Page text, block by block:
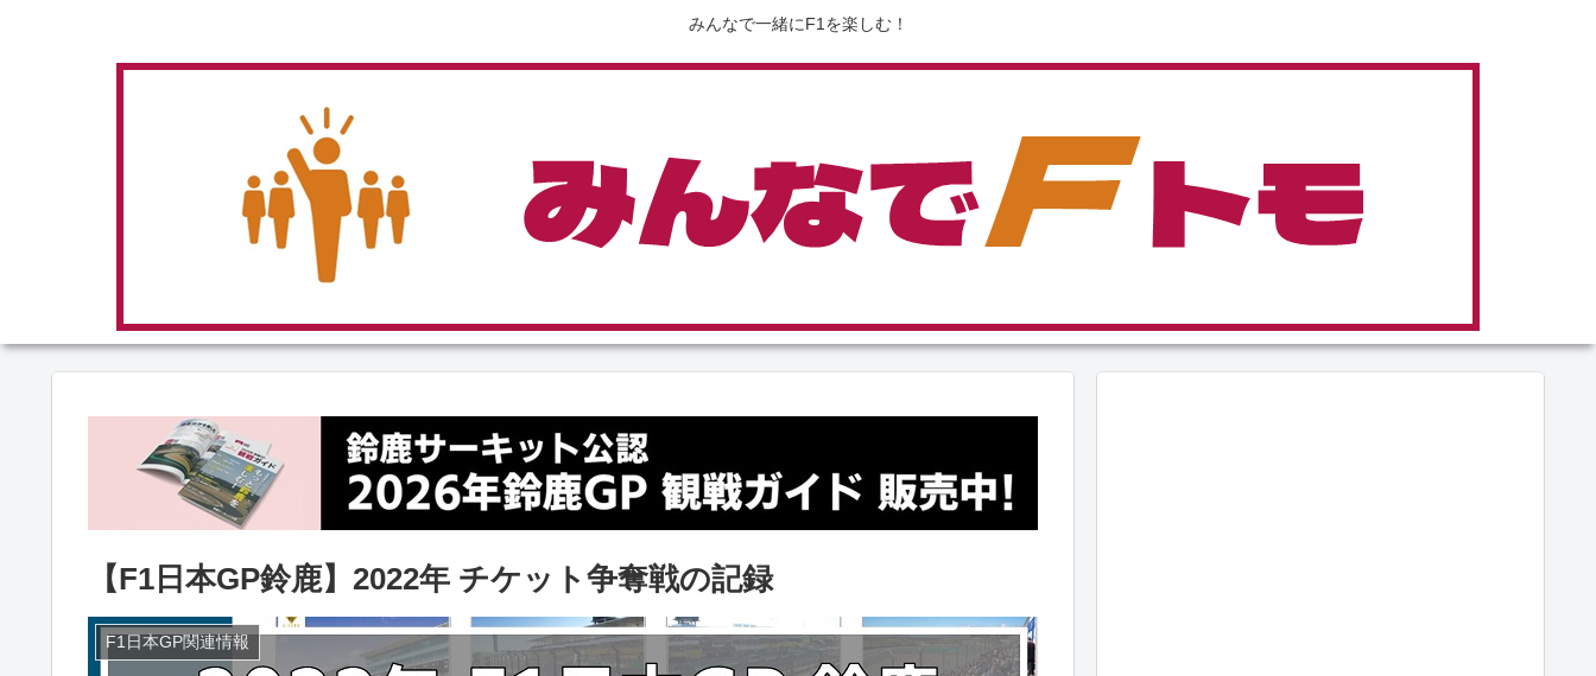
みんなで一緒にF1を楽しむ！
【F1日本GP鈴鹿】2022年 チケット争奪戦の記録
F1日本GP関連情報